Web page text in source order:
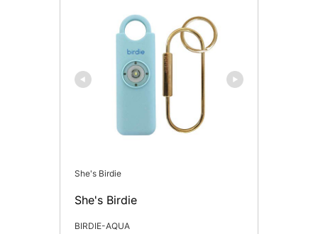
She's Birdie
She's Birdie
BIRDIE-AQUA